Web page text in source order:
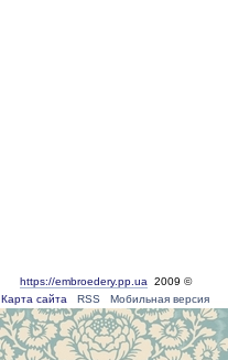
https://embroedery.pp.ua 2009 ©
Карта сайта
RSS Мобильная версия